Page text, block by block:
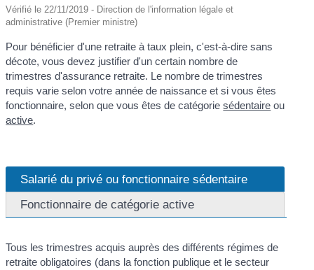
Vérifié le 22/11/2019 - Direction de l'information légale et
administrative (Premier ministre)
Pour bénéficier d'une retraite à taux plein, c'est-à-dire sans
décote, vous devez justifier d'un certain nombre de
trimestres d'assurance retraite. Le nombre de trimestres
requis varie selon votre année de naissance et si vous êtes
fonctionnaire, selon que vous êtes de catégoriesédentaire ou
active.
Salarié du privé ou fonctionnaire sédentaire
Fonctionnaire de catégorie active
Tous les trimestres acquis auprès des différents régimes de
retraite obligatoires (dans la fonction publique et le secteur